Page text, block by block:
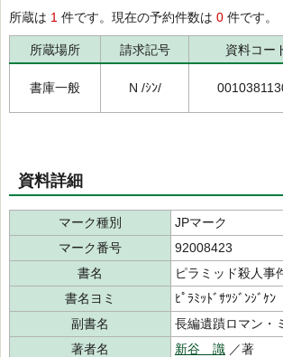
所蔵は 1 件です。現在の予約件数は 0 件です。
所蔵場所 請求記号 資料コー
書庫一般 N /ｼﾝ/
資料詳細
マーク種別
JPマーク
マーク番号
92008423
書名
ピラミッド殺人事
書名ヨミ
ﾋﾟﾗﾐｯﾄﾞｻﾂｼﾞﾝｼﾞｹﾝ
副書名
長編遺蹟ロマン・
著者名
新谷 識 ／著